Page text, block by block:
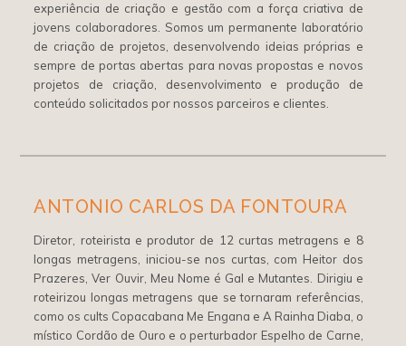
experiência de criação e gestão com a força criativa de
jovens colaboradores. Somos um permanente laboratório
de criação de projetos, desenvolvendo ideias próprias e
sempre de portas abertas para novas propostas e novos
projetos de criação, desenvolvimento e produção de
conteúdo solicitados por nossos parceiros e clientes.
ANTONIO CARLOS DA FONTOURA
Diretor, roteirista e produtor de 12 curtas metragens e 8
longas metragens, iniciou-se nos curtas, com Heitor dos
Prazeres, Ver Ouvir, Meu Nome é Gal e Mutantes. Dirigiu e
roteirizou longas metragens que se tornaram referências,
como os cults Copacabana Me Engana e A Rainha Diaba, o
místico Cordão de Ouro e o perturbador Espelho de Carne,